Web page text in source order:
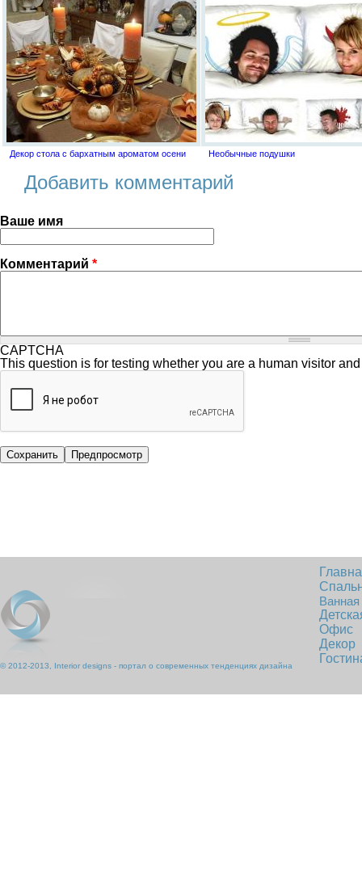
Необычные подушки
Декор стола с бархатным ароматом осени
Добавить комментарий
Ваше имя
Комментарий *
CAPTCHA
This question is for testing whether you are a human visitor
© 2012-2013, Interior designs - портал о современных тенденциях дизайна
Ванная
Офис
Декор